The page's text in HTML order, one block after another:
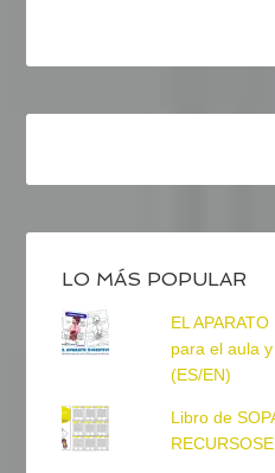
LO MÁS POPULAR
EL
para el aula
(ES/EN)
Libro de